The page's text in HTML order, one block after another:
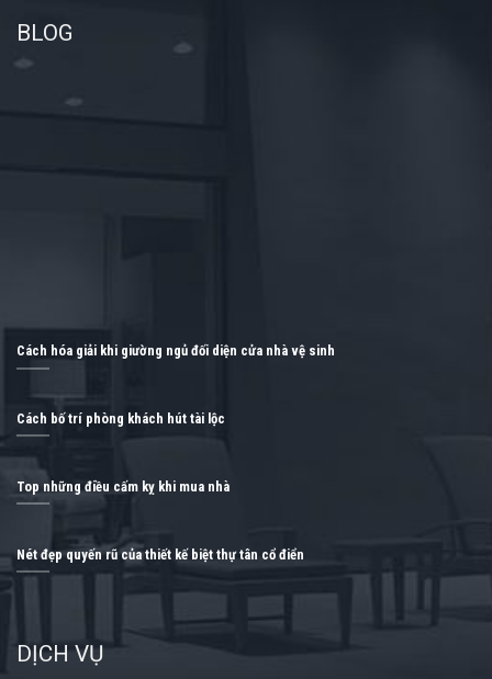
BLOG
Cách hóa giải khi giường ngủ đối diện cửa nhà vệ sinh
Cách bố trí phòng khách hút tài lộc
Top những điều cấm kỵ khi mua nhà
Nét đẹp quyến rũ của thiết kế biệt thự tân cổ điển
DỊCH VỤ